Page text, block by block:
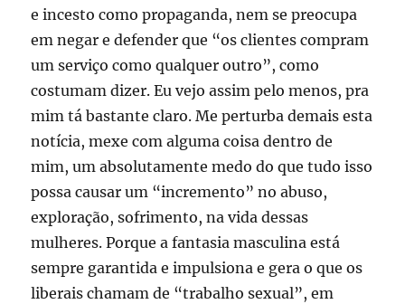
e incesto como propaganda, nem se preocupa
em negar e defender que “os clientes compram
um serviço como qualquer outro”, como
costumam dizer. Eu vejo assim pelo menos, pra
mim tá bastante claro. Me perturba demais esta
notícia, mexe com alguma coisa dentro de
mim, um absolutamente medo do que tudo isso
possa causar um “incremento” no abuso,
exploração, sofrimento, na vida dessas
mulheres. Porque a fantasia masculina está
sempre garantida e impulsiona e gera o que os
liberais chamam de “trabalho sexual”, em